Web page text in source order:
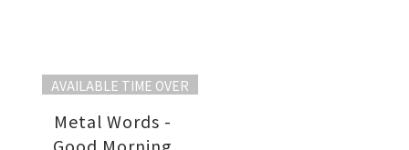
AVAILABLE TIME OVER
Metal Words -